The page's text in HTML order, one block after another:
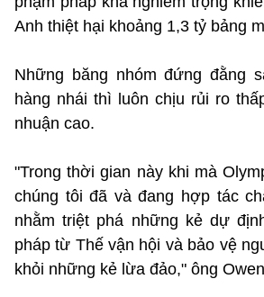
Anh thiệt hại khoảng 1,3 tỷ bảng
Những băng nhóm đứng đằng
hàng nhái thì luôn chịu rủi ro
nhuận cao.
"Trong thời gian này khi mà
chúng tôi đã và đang hợp tác
nhằm triệt phá những kẻ dự
pháp từ Thế vận hội và bảo vệ
khỏi những kẻ lừa đảo," ông